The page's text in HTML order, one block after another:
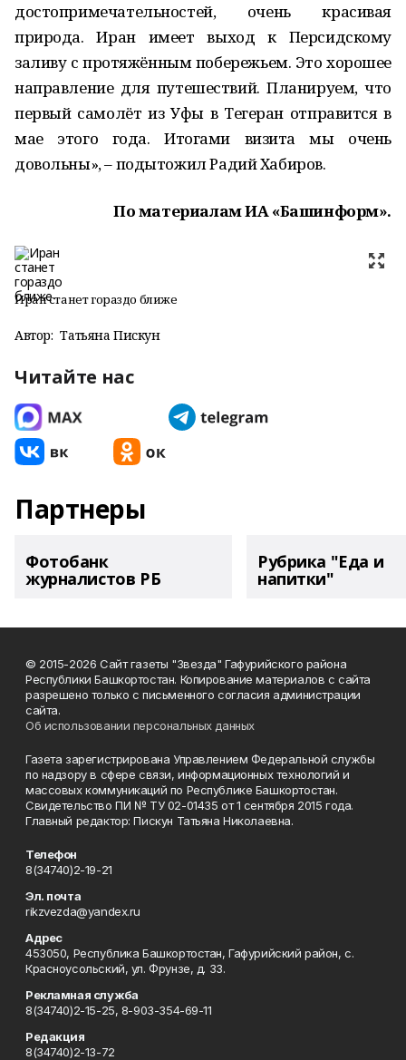
достопримечательностей, очень красивая
природа. Иран имеет выход к Персидскому
заливу с протяжённым побережьем. Это хорошее
направление для путешествий. Планируем, что
первый самолёт из Уфы в Тегеран отправится в
мае этого года. Итогами визита мы очень
довольны», – подытожил Радий Хабиров.
По материалам ИА «Башинформ».
Иран станет гораздо ближе
Автор: Татьяна Пискун
Читайте нас
Партнеры
Фотобанк
журналистов РБ
Рубрика "Еда и
напитки"
© 2015-2026 Сайт газеты "Звезда" Гафурийского района
Республики Башкортостан. Копирование материалов с сайта
разрешено только с письменного согласия администрации
сайта.
Об использовании персональных данных
Газета зарегистрирована Управлением Федеральной службы
по надзору в сфере связи, информационных технологий и
массовых коммуникаций по Республике Башкортостан.
Свидетельство ПИ № ТУ 02-01435 от 1 сентября 2015 года.
Главный редактор: Пискун Татьяна Николаевна.
Телефон
8(34740)2-19-21
Эл. почта
rikzvezda@yandex.ru
Адрес
453050, Республика Башкортостан, Гафурийский район, с.
Красноусольский, ул. Фрунзе, д. 33.
Рекламная служба
8(34740)2-15-25, 8-903-354-69-11
Редакция
8(34740)2-13-72